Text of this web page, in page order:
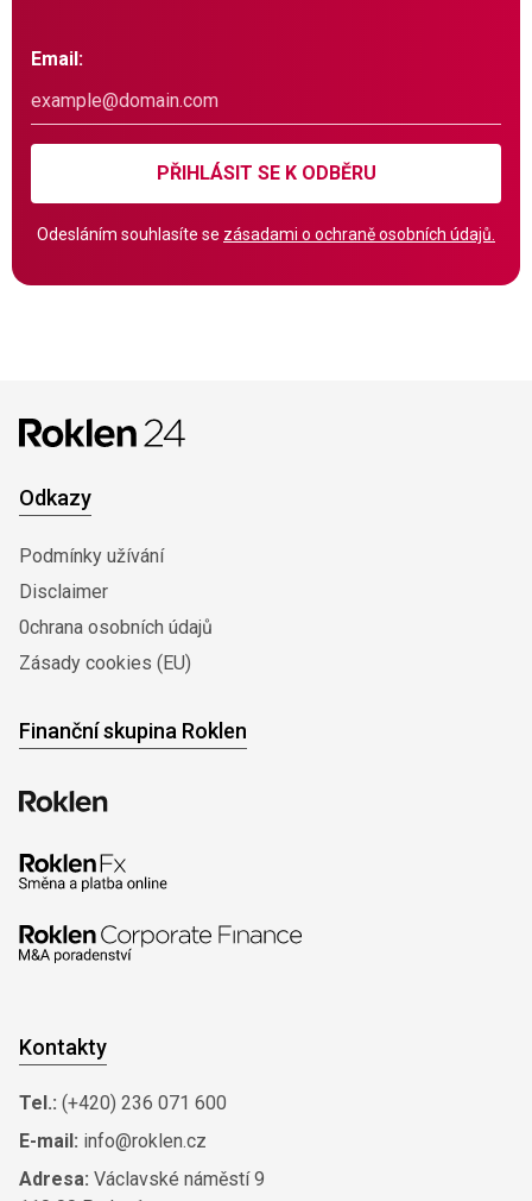
Email:
PŘIHLÁSIT SE K ODBĚRU
Odesláním souhlasíte se zásadami o ochraně osobních údajů.
Odkazy
Podmínky užívání
Disclaimer
0chrana osobních údajů
Zásady cookies (EU)
Finanční skupina Roklen
Kontakty
Tel.: (+420) 236 071 600
E-mail: info@roklen.cz
Adresa: Václavské náměstí 9